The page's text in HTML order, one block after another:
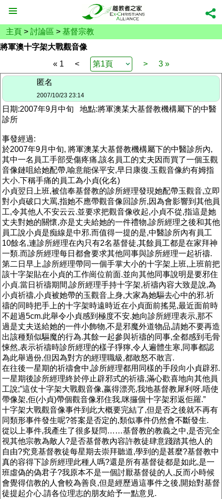
主頁 > 討論區 > 基督宗教
將軍澳十字架大戰觀音像
« 1
< > 3 »
匿名
2007/10/23 23:14
日期:2007年9月中旬 地點:將軍澳某大基督教機構屬下的中醫
診所
事發經過:
於2007年9月中旬, 將軍澳某大基督教機構屬下的中醫診所內,
其中一名員工手部受傷疼痛,該名員工的丈夫因而買了一個玉觀
音像鏈咀給她配帶,喻意能保平安,早日康復.玉觀音像約有姆指
大小.下稱手痛的員工為小貞(化名)
小貞翌日上班,被信奉基督教的診所經理發現她配帶玉觀音,立即
對小貞破口大罵,指她不應帶觀音像回診所,因為會影響到其他員
工,令其他人不安云云.並要求把觀音像收起,小貞不從,指這是她
丈夫對她的關懷,亦是丈夫給她的一件禮物,診所經理之後和其他
員工說小貞是痴線是中邪.而值得一提的是,中醫診所內有員工
10餘名,連診所經理在內只有2名基督徒,其餘員工都是在家拜神
一類.而診所經理每日都會要求其他同事與診所經理一起祈禱.
第二日早上,診所經理帶同一個手掌大小的十字架上班,上班前把
該十字架貼在小貞的工作崗位前面.並向其他同事說明是要邪住
小貞.當日祈禱期間,診所經理手持十字架,祈禱內容大致是說,為
小貞祈禱,小貞被她帶的玉觀音上身,大家為她驅去心中的邪.祈
禱的同時把手上的十字架時遠時近在小貞面前搖晃,最近面前時
不超過5cm.此舉令小貞感到極度不安.她向診所經理表示,那不
過是丈夫送給她的一件小飾物,不是邪魔外道物品,請她不要再造
出該種類似驅魔的行為.其餘一起參與祈禱的同事,全都感到毛骨
悚然,表示祈禱時診所經理的樣子猙獰,令人遍體生寒,同事都認
為此舉過份,但因為對方的經理職級,都敢怒不敢言.
在往後一星期的祈禱會中,診所經理都用同樣的手段向小貞辟邪.
一星期後診所經理終於停止辟邪式的祈禱,滿心歡喜地向其他員
工說;”這仗十字架大戰觀音像,嬴得漂亮,我地基督教犀利呀,唔使
帶像架,佢(小貞)帶個觀音像邪住我,咪攞個十字架邪返佢羅.”
十字架大戰觀音像事件到此大概要完結了,但是否之後就不再有
同類形事件發生呢?答案是否定的,類似事件仍然會不斷發生.
從以上事件,我產生了很多疑問……基督教的教義之中,是否完全
視其他宗教為敵人?是否基督教內容許教徒肆意踐踏其他人的
自由?究竟基督教徒每星期去崇拜聽道,學到的是甚麼?基督教中
真的容得下診所經理此種人嗎?還是所有基督徒都是如此,是一
班虛偽的偽君子?我原本不是一個討厭基督徒的人,反而小時候
會覺得信教的人會較為善良,但是經歷過這事件之後,開始對基督
徒提起介心.請各位理志的朋友給予一點意見.